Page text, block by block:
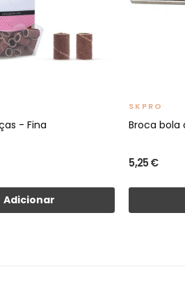
- Fina
Adicionar
SKPRO
Broca bola
5,25 €